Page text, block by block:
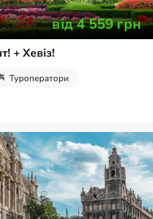
від4 559грн
+ Хевіз!
Туроператори